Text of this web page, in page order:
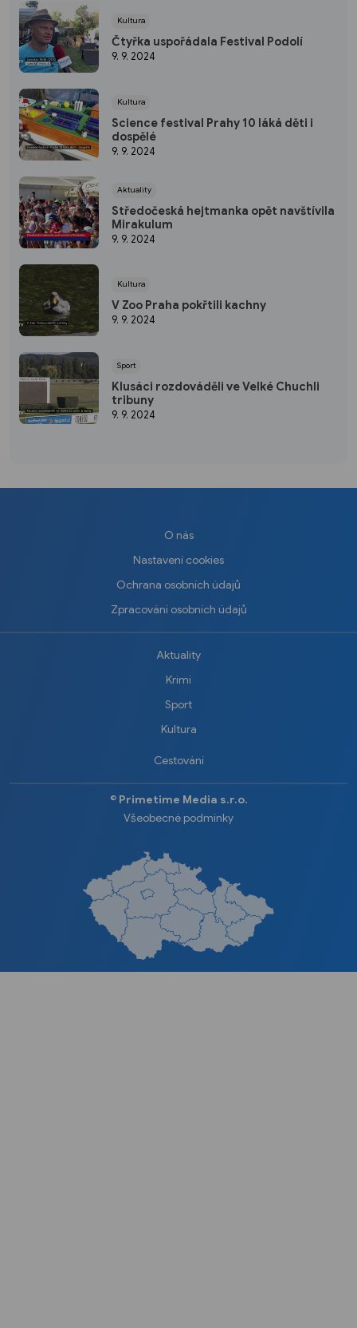
Kultura
Čtyřka uspořádala Festival Podolí
9. 9. 2024
Kultura
Science festival Prahy 10 láká děti i
dospělé
9. 9. 2024
Aktuality
Středočeská hejtmanka opět navštívila
Mirakulum
9. 9. 2024
Kultura
V Zoo Praha pokřtili kachny
9. 9. 2024
Sport
Klusáci rozdováděli ve Velké Chuchli
tribuny
9. 9. 2024
O nás
Nastavení cookies
Ochrana osobních údajů
Zpracování osobních údajů
Aktuality
Krimi
Sport
Kultura
Cestování
©️ Primetime Media s.r.o.
Všeobecné podmínky